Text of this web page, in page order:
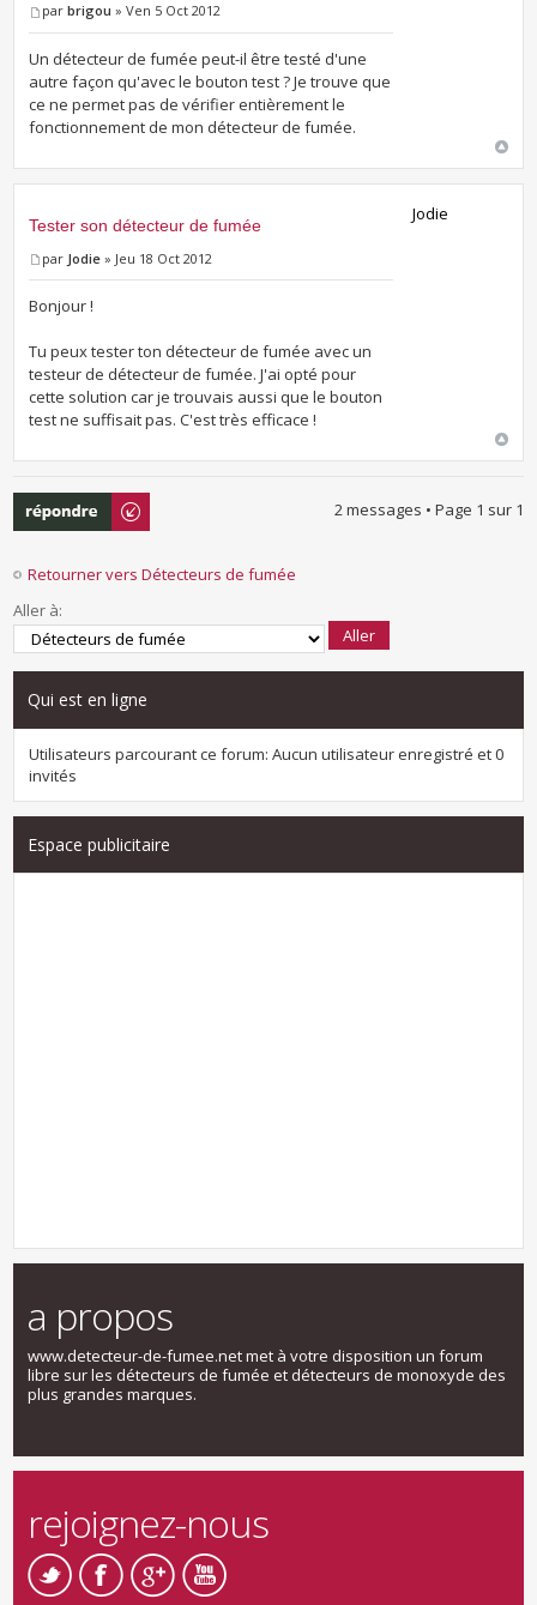
parbrigou » Ven 5 Oct 2012
Un détecteur de fumée peut-il être testé d'une
autre façon qu'avec le bouton test ? Je trouve que
ce ne permet pas de vérifier entièrement le
fonctionnement de mon détecteur de fumée.
Tester son détecteur de fumée
par Jodie » Jeu 18 Oct 2012
Bonjour !
Tu peux tester ton détecteur de fumée avec un
testeur de détecteur de fumée. J'ai opté pour
cette solution car je trouvais aussi que le bouton
test ne suffisait pas. C'est très efficace !
Jodie
Répondre 2 messages • Page 1 sur 1
Retourner vers Détecteurs de fumée
Aller à:
Qui est en ligne
Utilisateurs parcourant ce forum: Aucun utilisateur enregistré et 0
invités
Espace publicitaire
a propos
www.detecteur-de-fumee.net met à votre disposition un forum
libre sur les détecteurs de fumée et détecteurs de monoxyde des
plus grandes marques.
rejoignez-nous